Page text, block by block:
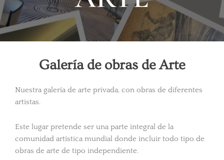
Galería de obras de Arte
Nuestra galería de arte privada, con obras de diferentes
artistas.
Este lugar pretende ser una parte integral de la
comunidad artística mundial donde incluir todo tipo de
obras de arte de tipo independiente.